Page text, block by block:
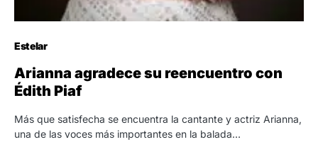
Estelar
Arianna agradece su reencuentro con
Édith Piaf
Más que satisfecha se encuentra la cantante y actriz Arianna,
una de las voces más importantes en la balada…